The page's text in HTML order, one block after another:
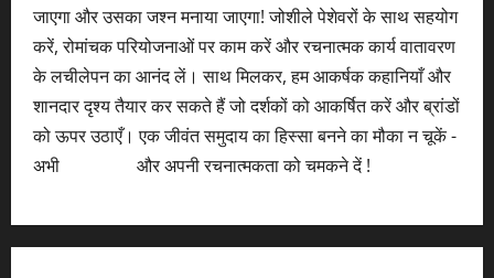
जाएगा और उसका जश्न मनाया जाएगा! जोशीले पेशेवरों के साथ सहयोग
करें, रोमांचक परियोजनाओं पर काम करें और रचनात्मक कार्य वातावरण
के लचीलेपन का आनंद लें। साथ मिलकर, हम आकर्षक कहानियाँ और
शानदार दृश्य तैयार कर सकते हैं जो दर्शकों को आकर्षित करें और ब्रांडों
को ऊपर उठाएँ। एक जीवंत समुदाय का हिस्सा बनने का मौका न चूकें -
अभी
और अपनी रचनात्मकता को चमकने दें !